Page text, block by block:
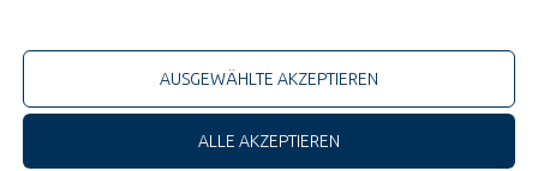
© 2026 Teupe Holding GmbH
AUSGEWÄHLTE AKZEPTIEREN
ALLE AKZEPTIEREN